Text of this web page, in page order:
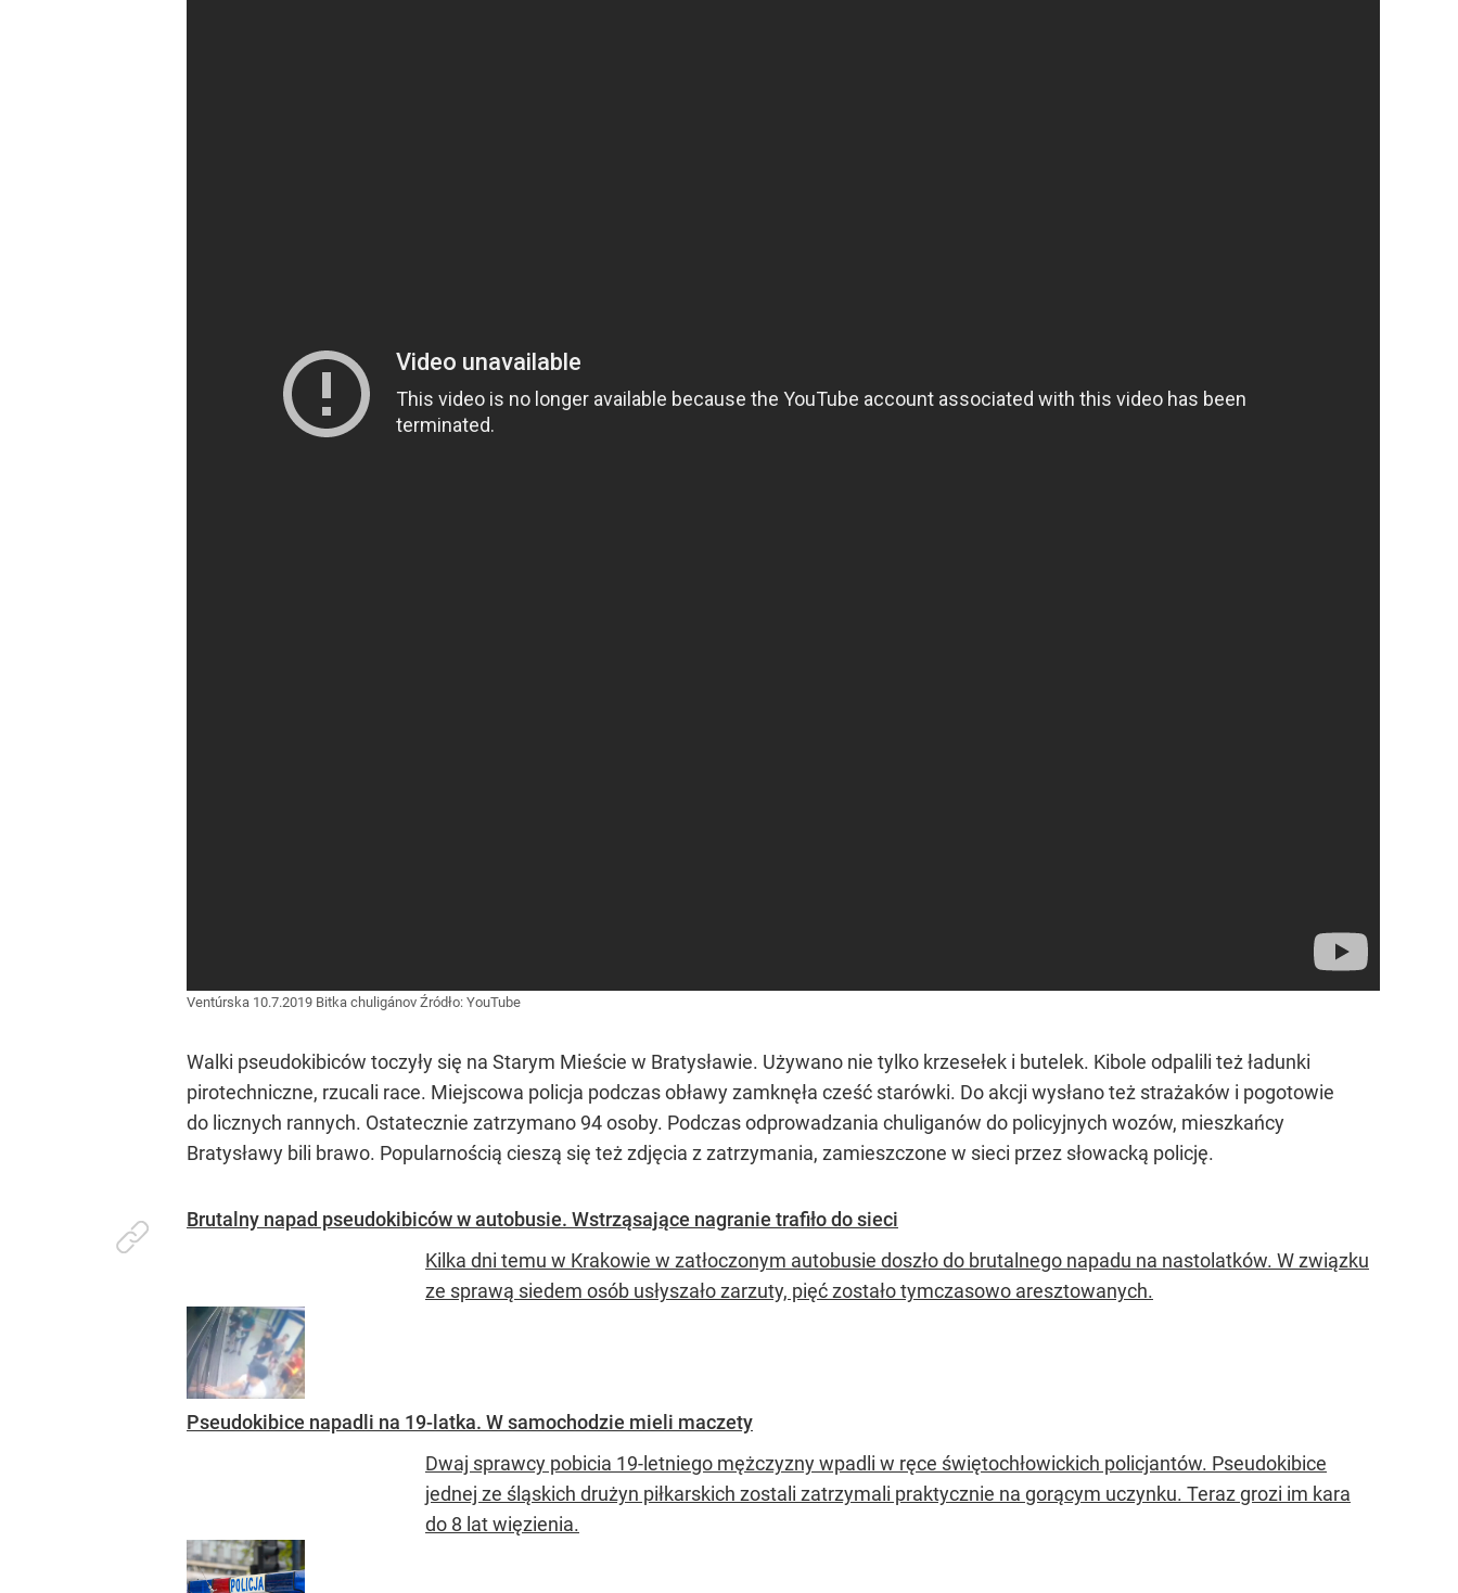
Ventúrska 10.7.2019 Bitka chuligánov Źródło: YouTube
Walki pseudokibiców toczyły się na Starym Mieście w Bratysławie. Używano nie tylko krzesełek i butelek. Kibole odpalili też ładunki
pirotechniczne, rzucali race. Miejscowa policja podczas obławy zamknęła cześć starówki. Do akcji wysłano też strażaków i pogotowie
do licznych rannych. Ostatecznie zatrzymano 94 osoby. Podczas odprowadzania chuliganów do policyjnych wozów, mieszkańcy
Bratysławy bili brawo. Popularnością cieszą się też zdjęcia z zatrzymania, zamieszczone w sieci przez słowacką policję.
Brutalny napad pseudokibiców w autobusie. Wstrząsające nagranie trafiło do sieci
Kilka dni temu w Krakowie w zatłoczonym autobusie doszło do brutalnego napadu na nastolatków. W związku
ze sprawą siedem osób usłyszało zarzuty, pięć zostało tymczasowo aresztowanych.
Pseudokibice napadli na 19-latka. W samochodzie mieli maczety
Dwaj sprawcy pobicia 19-letniego mężczyzny wpadli w ręce świętochłowickich policjantów. Pseudokibice
jednej ze śląskich drużyn piłkarskich zostali zatrzymali praktycznie na gorącym uczynku. Teraz grozi im kara
do 8 lat więzienia.